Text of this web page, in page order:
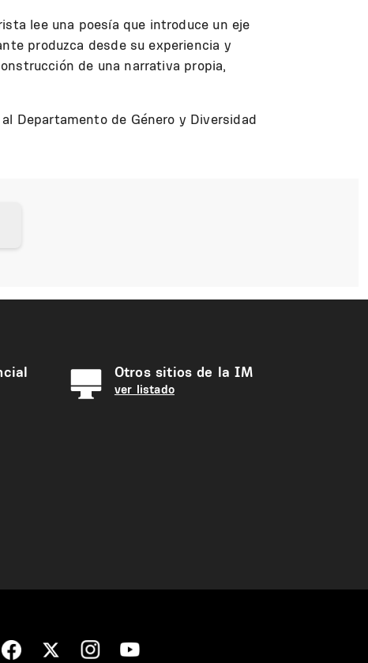
lee una poesía que introduce un eje
produzca desde su experiencia y
de una narrativa propia,
Departamento de Género y Diversidad
Otros sitios de la IM
ver listado